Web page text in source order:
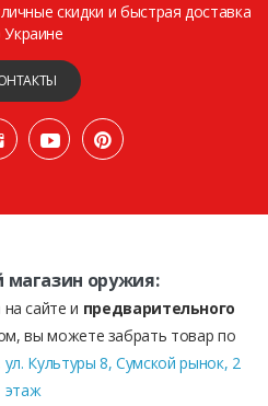
скидки и быстрая доставка
Украине
магазин оружия:
сайте и предварительного
вы можете забрать товар по
ул. Культуры 8, Сумской рынок, 2
этаж